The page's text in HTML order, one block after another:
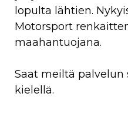
lopulta lähtien.
Motorsport
maahantuojana.
Saat meiltä palvelun
kielellä.